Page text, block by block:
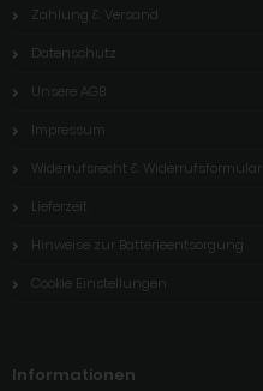
Zahlung & Versand
Datenschutz
Unsere AGB
Impressum
Widerrufsrecht & Widerrufsformular
Lieferzeit
Hinweise zur Batterieentsorgung
Cookie Einstellungen
Informationen